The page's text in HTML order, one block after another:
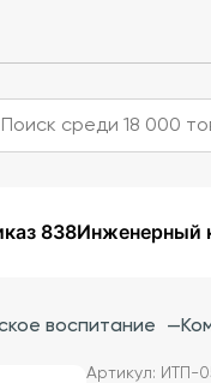
838Инженерный
воспитание —
Артикул: ИТП-